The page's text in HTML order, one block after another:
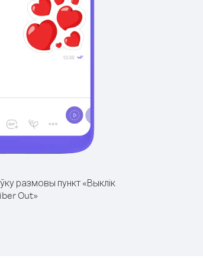
размовы пункт «Выклік
Out»